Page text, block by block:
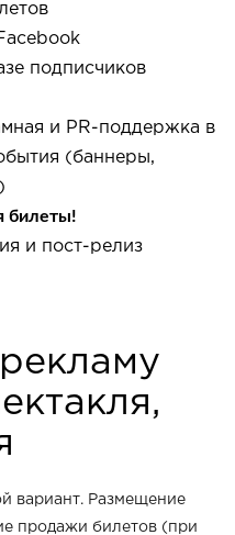
подписчиков
и PR-поддержка в
(баннеры,
билеты!
и пост-релиз
вариант. Размещение
продажи билетов (при